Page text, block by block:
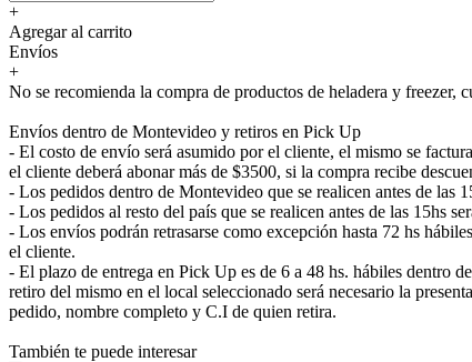
+
Agregar al carrito
Envíos
+
No se recomienda la compra de productos de heladera y freezer,
Envíos dentro de Montevideo y retiros en Pick Up
- El costo de envío será asumido por el cliente, el mismo se
el cliente deberá abonar más de $3500, si la compra recibe
- Los pedidos dentro de Montevideo que se realicen antes de las
- Los pedidos al resto del país que se realicen antes de las 15hs
- Los envíos podrán retrasarse como excepción hasta 72 hs
el cliente.
- El plazo de entrega en Pick Up es de 6 a 48 hs. hábiles dentro
retiro del mismo en el local seleccionado será necesario la
pedido, nombre completo y C.I de quien retira.
También te puede interesar